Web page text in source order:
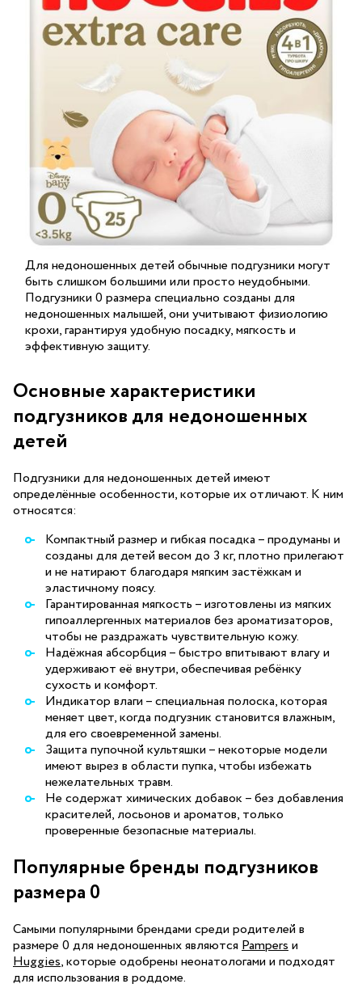
Для недоношенных детей обычные подгузники могут
быть слишком большими или просто неудобными.
Подгузники 0 размера специально созданы для
недоношенных малышей, они учитывают физиологию
крохи, гарантируя удобную посадку, мягкость и
эффективную защиту.
Основные характеристики
подгузников для недоношенных
детей
Подгузники для недоношенных детей имеют
определённые особенности, которые их отличают. К ним
относятся:
Компактный размер и гибкая посадка – продуманы и
созданы для детей весом до 3 кг, плотно прилегают
и не натирают благодаря мягким застёжкам и
эластичному поясу.
Гарантированная мягкость – изготовлены из мягких
гипоаллергенных материалов без ароматизаторов,
чтобы не раздражать чувствительную кожу.
Надёжная абсорбция – быстро впитывают влагу и
удерживают её внутри, обеспечивая ребёнку
сухость и комфорт.
Индикатор влаги – специальная полоска, которая
меняет цвет, когда подгузник становится влажным,
для его своевременной замены.
Защита пупочной культяшки – некоторые модели
имеют вырез в области пупка, чтобы избежать
нежелательных травм.
Не содержат химических добавок – без добавления
красителей, лосьонов и ароматов, только
проверенные безопасные материалы.
Популярные бренды подгузников
размера 0
Самыми популярными брендами среди родителей в
размере 0 для недоношенных являются Pampersи
Huggies, которые одобрены неонатологами и подходят
для использования в роддоме.